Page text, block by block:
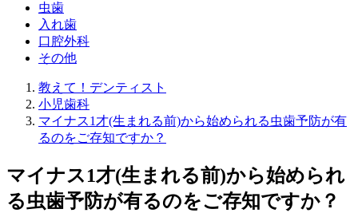
虫歯
入れ歯
口腔外科
その他
教えて！デンティスト
小児歯科
マイナス1才(生まれる前)から始められる虫歯予防が有
るのをご存知ですか？
マイナス1才(生まれる前)から始められ
る虫歯予防が有るのをご存知ですか？